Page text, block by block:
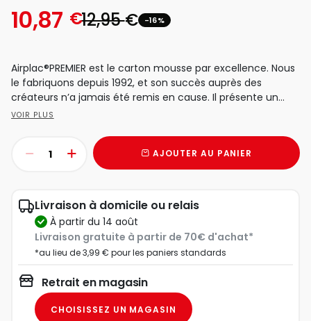
12,95€ -16%
10,87 €
Airplac®PREMIER est le carton mousse par excellence. Nous
le fabriquons depuis 1992, et son succès auprès des
créateurs n’a jamais été remis en cause. Il présente un
très...
VOIR PLUS
AJOUTER AU PANIER
Livraison à domicile ou relais
à partir du 14 août
Livraison gratuite à partir de 70€ d'achat*
*au lieu de 3,99 € pour les paniers standards
Retrait en magasin
CHOISISSEZ UN MAGASIN